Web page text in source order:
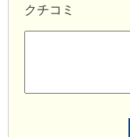
クチコミ